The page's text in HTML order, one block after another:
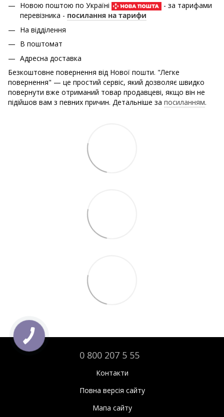
Новою поштою по Україні
- за тарифами
перевізника - посилання на тарифи
На відділення
В поштомат
Адресна доставка
Безкоштовне повернення від Нової пошти. "Легке
повернення" — це простий сервіс, який дозволяє швидко
повернути вже отриманий товар продавцеві, якщо він не
підійшов вам з певних причин. Детальніше за посиланням.
0 800 207 5 55
Контакти
Повна версія сайту
Мапа сайту